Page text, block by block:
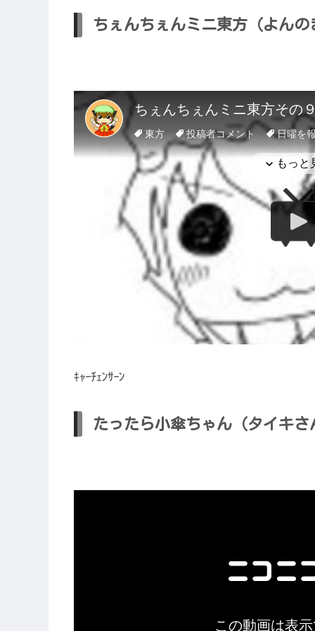
ちぇんちぇんミニ東方（よんの
ｷｬｰﾁｪﾝｻｰﾝ
たったら小傘ちゃん（タイキさ